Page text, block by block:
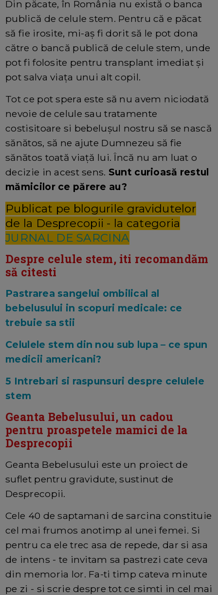
Din păcate, în România nu există o banca
publică de celule stem. Pentru că e păcat
să fie irosite, mi-aș fi dorit să le pot dona
către o bancă publică de celule stem, unde
pot fi folosite pentru transplant imediat și
pot salva viața unui alt copil.
Tot ce pot spera este să nu avem niciodată
nevoie de celule sau tratamente
costisitoare si bebelușul nostru să se nască
sănătos, să ne ajute Dumnezeu să fie
sănătos toată viață lui. Încă nu am luat o
decizie in acest sens. Sunt curioasă restul
mămicilor ce părere au?
Publicat pe blogurile gravidutelor
de la Desprecopii - la categoria
JURNAL DE SARCINA
Despre celule stem, iti recomandăm
să citesti
Pastrarea sangelui ombilical al
bebelusului in scopuri medicale: ce
trebuie sa stii
Celulele stem din nou sub lupa – ce spun
medicii americani?
5 Intrebari si raspunsuri despre celulele
stem
Geanta Bebelusului, un cadou
pentru proaspetele mamici de la
Desprecopii
Geanta Bebelusului este un proiect de
suflet pentru gravidute, sustinut de
Desprecopii.
Cele 40 de saptamani de sarcina constituie
cel mai frumos anotimp al unei femei. Si
pentru ca ele trec asa de repede, dar si asa
de intens - te invitam sa pastrezi cate ceva
din memoria lor. Fa-ti timp cateva minute
pe zi - si scrie despre tot ce simti in cel mai